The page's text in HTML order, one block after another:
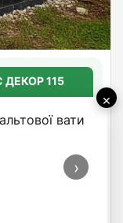
×
›
ДЕКОР 115